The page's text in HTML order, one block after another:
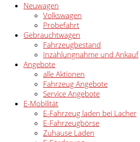
Neuwagen
Volkswagen
Probefahrt
Gebrauchtwagen
Fahrzeugbestand
Inzahlungnahme und Ankauf
Angebote
alle Aktionen
Fahrzeug Angebote
Service Angebote
E-Mobilität
E-Fahrzeug laden bei Lacher
E-Fahrzeugbörse
Zuhause Laden